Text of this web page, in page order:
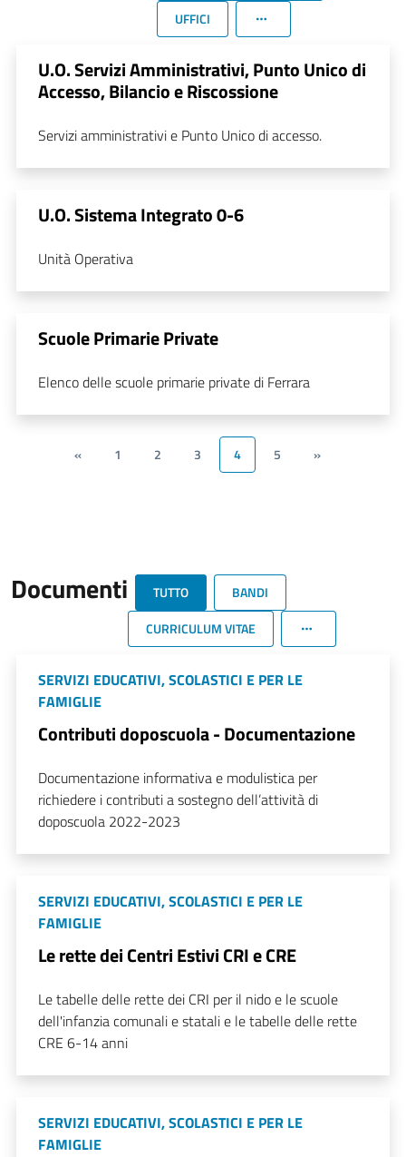
UFFICI
U.O. Servizi Amministrativi, Punto Unico di
Accesso, Bilancio e Riscossione
Servizi amministrativi e Punto Unico di accesso.
U.O. Sistema Integrato 0-6
Unità Operativa
Scuole Primarie Private
Elenco delle scuole primarie private di Ferrara
« 1 2 3 4 5 »
Documenti TUTTO
BANDI
CURRICULUM VITAE
SERVIZI EDUCATIVI, SCOLASTICI E PER LE
FAMIGLIE
Contributi doposcuola - Documentazione
Documentazione informativa e modulistica per
richiedere i contributi a sostegno dell’attività di
doposcuola 2022-2023
SERVIZI EDUCATIVI, SCOLASTICI E PER LE
FAMIGLIE
Le rette dei Centri Estivi CRI e CRE
Le tabelle delle rette dei CRI per il nido e le scuole
dell'infanzia comunali e statali e le tabelle delle rette
CRE 6-14 anni
SERVIZI EDUCATIVI, SCOLASTICI E PER LE
FAMIGLIE